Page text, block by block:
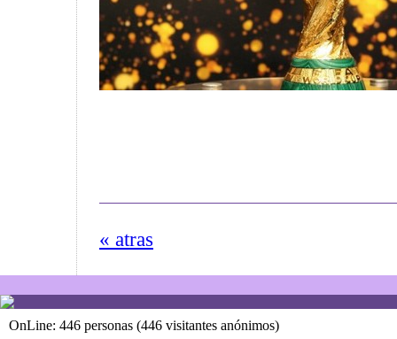
« atras
OnLine: 446 personas (446 visitantes anónimos)